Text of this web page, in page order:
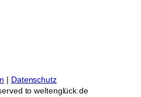
| Datenschutz
to weltenglück.de